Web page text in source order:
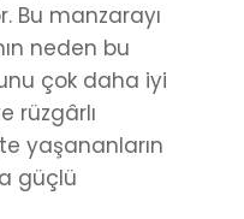
Bu manzarayı
neden bu
çok daha iyi
rüzgârlı
yaşananların
güçlü